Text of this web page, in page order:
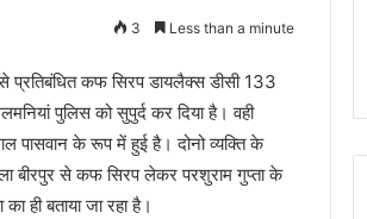
3 Less than a minute
प्रतिबंधित कफ सिरप डायलैक्स डीसी 133
पुलिस को सुपुर्द कर दिया है। वही
पासवान के रूप में हुई है। दोनो व्यक्ति के
बीरपुर से कफ सिरप लेकर परशुराम गुप्ता के
ही बताया जा रहा है।